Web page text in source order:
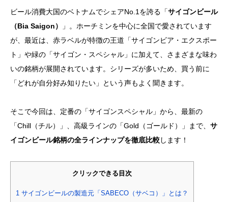
ビール消費大国のベトナムでシェアNo.1を誇る「サイゴンビール
（Bia Saigon）
」。ホーチミンを中心に全国で愛されています
が、最近は、赤ラベルが特徴の王道「サイゴンビア・エクスポー
ト」や緑の「サイゴン・スペシャル」に加えて、さまざまな味わ
いの銘柄が展開されています。シリーズが多いため、買う前に
「どれが自分好み知りたい」という声もよく聞きます。
そこで今回は、定番の「サイゴンスペシャル」から、最新の
「Chill（チル）」、高級ラインの「Gold（ゴールド）」まで、 サ
イゴンビール銘柄の全ラインナップを徹底比較します！
クリックできる目次
1 サイゴンビールの製造元「SABECO（サベコ）」とは？